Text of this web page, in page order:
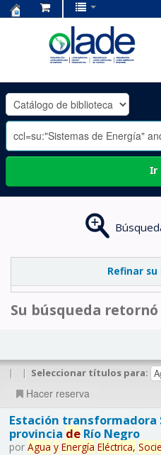
OLADE
-
Ir
Refinar
Su búsqueda
| | Seleccionar títulos para:
Hacer reserva
Estación transformadora
provincia deRío Negro
por Agua y Energía Eléctrica,